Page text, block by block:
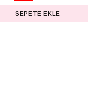
SEPETE EKLE